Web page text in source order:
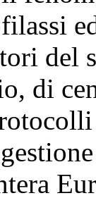
del
di